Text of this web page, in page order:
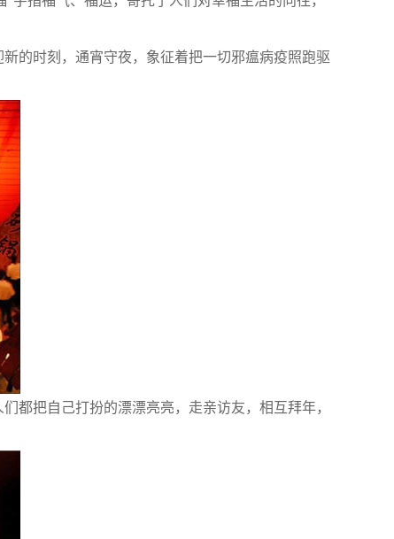
的时刻，通宵守夜，象征着把一切邪瘟病疫照跑驱
把自己打扮的漂漂亮亮，走亲访友，相互拜年，